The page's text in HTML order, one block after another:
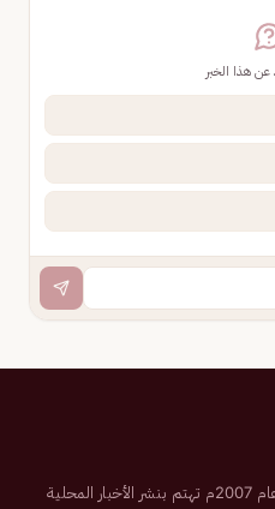
عن هذا الخبر
صحيفة إلكترونية سعودية تم تأسيسها عام 2007م تهتم بنشر الأخبار المحلية